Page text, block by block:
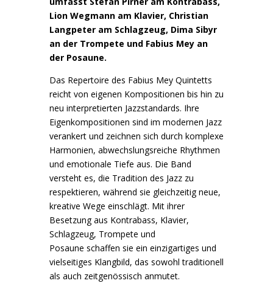
Lion Wegmann am Klavier, Christian
Langpeter am Schlagzeug, Dima Sibyr
an der Trompete und Fabius Mey an
der Posaune.
Das Repertoire des Fabius Mey Quintetts
reicht von eigenen Kompositionen bis hin zu
neu interpretierten Jazzstandards. Ihre
Eigenkompositionen sind im modernen Jazz
verankert und zeichnen sich durch komplexe
Harmonien, abwechslungsreiche Rhythmen
und emotionale Tiefe aus. Die Band
versteht es, die Tradition des Jazz zu
respektieren, während sie gleichzeitig neue,
kreative Wege einschlägt. Mit ihrer
Besetzung aus Kontrabass, Klavier,
Schlagzeug, Trompete und
Posaune schaffen sie ein einzigartiges und
vielseitiges Klangbild, das sowohl traditionell
als auch zeitgenössisch anmutet.